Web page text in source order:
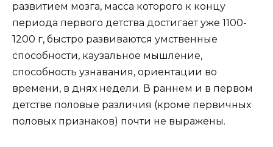
развитием мозга, масса которого к концу
периода первого детства достигает уже 1100-
1200 г, быстро развиваются умственные
способности, каузальное мышление,
способность узнавания, ориентации во
времени, в днях недели. В раннем и в первом
детстве половые различия (кроме первичных
половых признаков) почти не выражены.